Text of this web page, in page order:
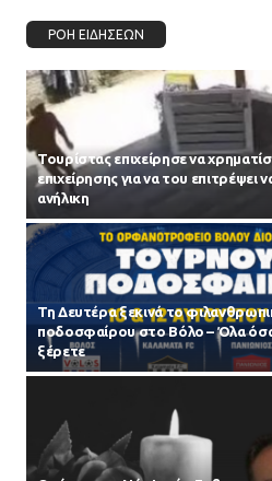
ΡΟΗ ΕΙΔΗΣΕΩΝ
Τουρίστας επιχείρησε να
επιχείρησης για να του επιτρέψει
ανήλικη
Τη Δευτέρα ξεκινά το
ποδοσφαίρου στο Βόλο – Όλα όσα
ξέρετε